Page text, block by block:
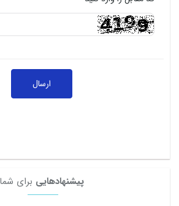
ارسال
پیشنهادهایی برای شما